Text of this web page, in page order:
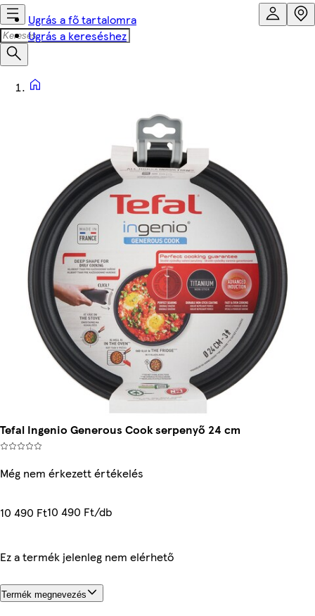
Ugrás a fő tartalomra
Ugrás a kereséshez
Tefal Ingenio Generous Cook serpenyő 24 cm
Még nem érkezett értékelés
10 490 Ft10 490 Ft/db
Ez a termék jelenleg nem elérhető
Termék megnevezés